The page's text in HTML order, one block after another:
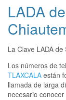
LADA
La Clave LADA
Los números de
TLAXCALA están
llamada de larga
necesario